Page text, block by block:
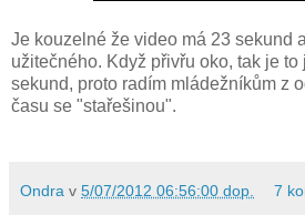
Je kouzelné že video má 23 sekund
užitečného. Když přivřu oko, tak je to
sekund, proto radím mládežníkům z
času se "stařešinou".
Ondra v 5/07/2012 06:56:00 dop. 7